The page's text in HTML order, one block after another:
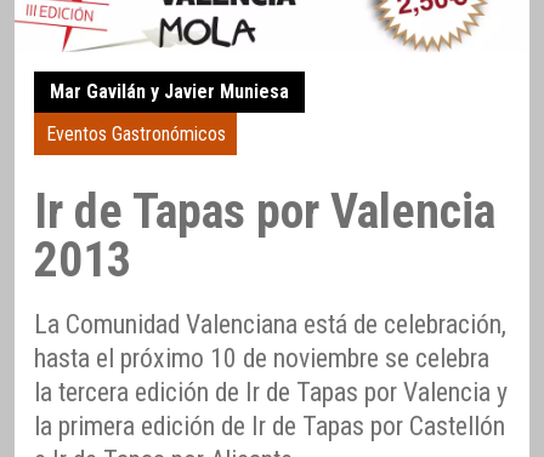
Mar Gavilán y Javier Muniesa
Eventos Gastronómicos
Ir de Tapas por Valencia
2013
La Comunidad Valenciana está de celebración,
hasta el próximo 10 de noviembre se celebra
la tercera edición de Ir de Tapas por Valencia y
la primera edición de Ir de Tapas por Castellón